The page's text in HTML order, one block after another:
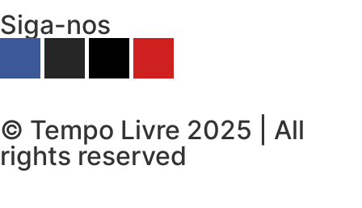
Siga-nos
© Tempo Livre 2025 | All
rights reserved